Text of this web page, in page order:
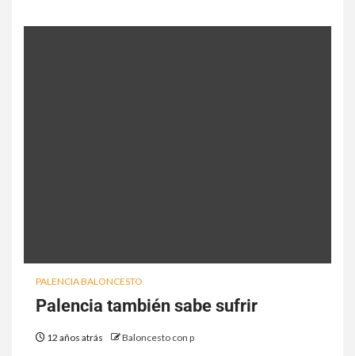
PALENCIA BALONCESTO
Palencia también sabe sufrir
12 años atrás Baloncesto con p